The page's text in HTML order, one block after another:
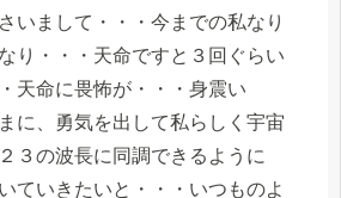
いまして・・・今までの私なり
り・・・天命ですと３回ぐらい
天命に畏怖が・・・身震い
に、勇気を出して私らしく宇宙
３の波長に同調できるように
ていきたいと・・・いつものよ